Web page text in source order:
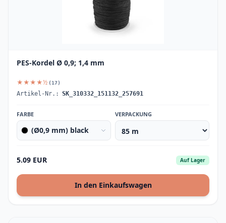
PES-Kordel Ø 0,9; 1,4 mm
★★★★½ (17)
Artikel-Nr.: SK_310332_151132_257691
FARBE
(Ø0,9 mm) black
VERPACKUNG
5.09 EUR Auf Lager
In den Einkaufswagen